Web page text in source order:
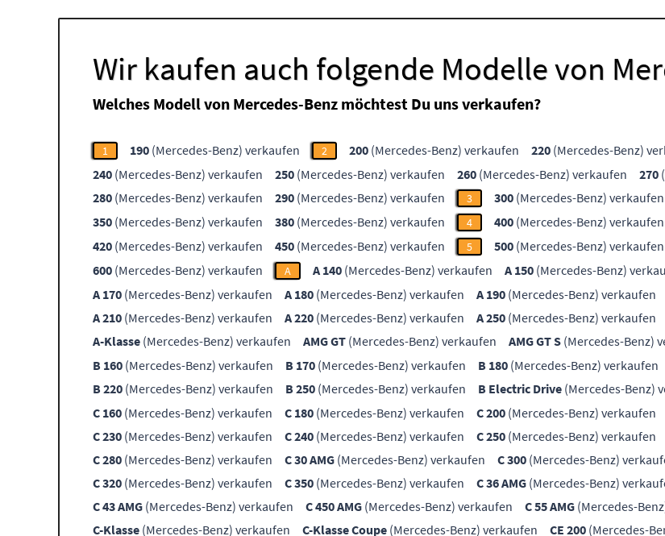
Wir kaufen auch folgende Modelle von
Welches Modell von Mercedes-Benz möchtest Du uns verkaufen?
1 190 (Mercedes-Benz) verkaufen 2 200 (Mercedes-Benz) verkaufen 220 (Mercedes-Benz)
240 (Mercedes-Benz) verkaufen 250 (Mercedes-Benz) verkaufen 260 (Mercedes-Benz) verkaufen 270
280 (Mercedes-Benz) verkaufen 290 (Mercedes-Benz) verkaufen 3 300 (Mercedes-Benz) verkaufen
350 (Mercedes-Benz) verkaufen 380 (Mercedes-Benz) verkaufen 4 400 (Mercedes-Benz) verkaufen
420 (Mercedes-Benz) verkaufen 450 (Mercedes-Benz) verkaufen 5 500 (Mercedes-Benz) verkaufen
600 (Mercedes-Benz) verkaufen A A 140 (Mercedes-Benz) verkaufen A 150 (Mercedes-Benz)
A 170 (Mercedes-Benz) verkaufen A 180 (Mercedes-Benz) verkaufen A 190 (Mercedes-Benz) verkaufen
A 210 (Mercedes-Benz) verkaufen A 220 (Mercedes-Benz) verkaufen A 250 (Mercedes-Benz) verkaufen
A-Klasse (Mercedes-Benz) verkaufen AMG GT (Mercedes-Benz) verkaufen AMG GT S (Mercedes-Benz)
B 160 (Mercedes-Benz) verkaufen B 170 (Mercedes-Benz) verkaufen B 180 (Mercedes-Benz) verkaufen
B 220 (Mercedes-Benz) verkaufen B 250 (Mercedes-Benz) verkaufen B Electric Drive (Mercedes-Benz)
C 160 (Mercedes-Benz) verkaufen C 180 (Mercedes-Benz) verkaufen C 200 (Mercedes-Benz) verkaufen
C 230 (Mercedes-Benz) verkaufen C 240 (Mercedes-Benz) verkaufen C 250 (Mercedes-Benz) verkaufen
C 280 (Mercedes-Benz) verkaufen C 30 AMG (Mercedes-Benz) verkaufen C 300 (Mercedes-Benz)
C 320 (Mercedes-Benz) verkaufen C 350 (Mercedes-Benz) verkaufen C 36 AMG (Mercedes-Benz)
C 43 AMG (Mercedes-Benz) verkaufen C 450 AMG (Mercedes-Benz) verkaufen C 55 AMG (Mercedes-
C-Klasse (Mercedes-Benz) verkaufen C-Klasse Coupe (Mercedes-Benz) verkaufen CE 200 (Mercedes-